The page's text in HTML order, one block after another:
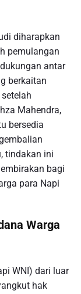
diharapkan
pemulangan
antar
berkaitan
Mahendra,
bersedia
tindakan ini
bagi
para Napi
Warga
WNI) dari luar
hak